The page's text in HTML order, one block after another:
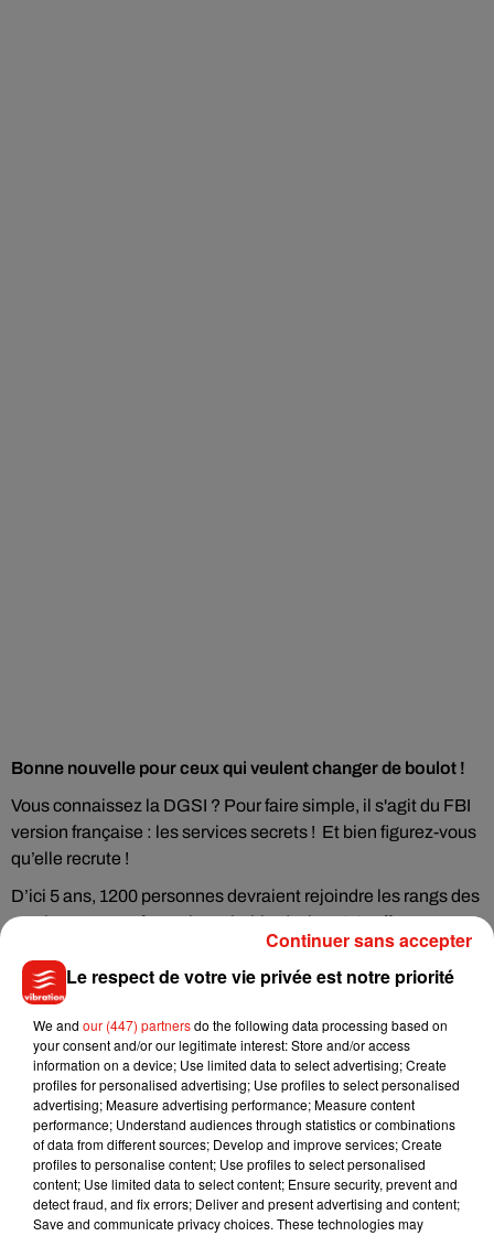
Bonne nouvelle pour ceux qui veulent changer de boulot !
Vous connaissez la DGSI ? Pour faire simple, il s'agit du FBI
version française : les services secrets ! Et bien figurez-vous
qu’elle recrute !
D’ici 5 ans, 1200 personnes devraient rejoindre les rangs des
services secrets français ! D’habitude,la DGSIeffectue tous
ses recrutements en interne, sans l'évoquer en public, mais
pas cette fois-ci ! Elle a même décidé de s'ouvrir à d'autres
profils pour lutter plus efficacement contre le terrorisme, la
cybercriminalité et le contre-espionnage entre autres.
De très nombreux postes sont disponibles, parmi lesquels :
interprète, spécialiste de l’investigation numérique,
ingénieurs...etc. Si les diplômes ne sont pas déterminants,
mieux vaut être calé en informatique pour postuler.
Pour envoyer votre candidature, c’est surinterieur.gouv.fr.
Attention, les candidats retenus devront passer de très
Le respect de votre vie privée est notre priorité
We and our (447) partnersdo the following data processing based on
your consent and/or our legitimate interest: Store and/or access
information on a device; Use limited data to select advertising; Create
profiles for personalised advertising; Use profiles to select personalised
advertising; Measure advertising performance; Measure content
performance; Understand audiences through statistics or combinations
of data from different sources; Develop and improve services; Create
profiles to personalise content; Use profiles to select personalised
content; Use limited data to select content; Ensure security, prevent and
detect fraud, and fix errors; Deliver and present advertising and content;
Save and communicate privacy choices. These technologies may
Continuer sans accepter